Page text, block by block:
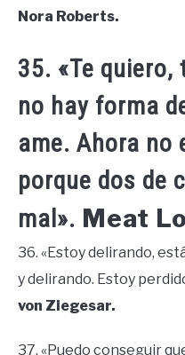
Nora Roberts.
35. «Te
no hay forma
ame. Ahora
porque dos de
mal». Meat
36. «Estoy delirando,
y delirando. Estoy
von Ziegesar.
37. «Puedo conseguir